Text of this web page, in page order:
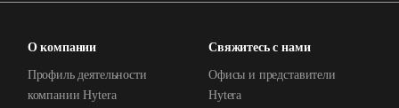
О компании
Профиль деятельности
компании Hytera
Свяжитесь с нами
Офисы и представители
Hytera